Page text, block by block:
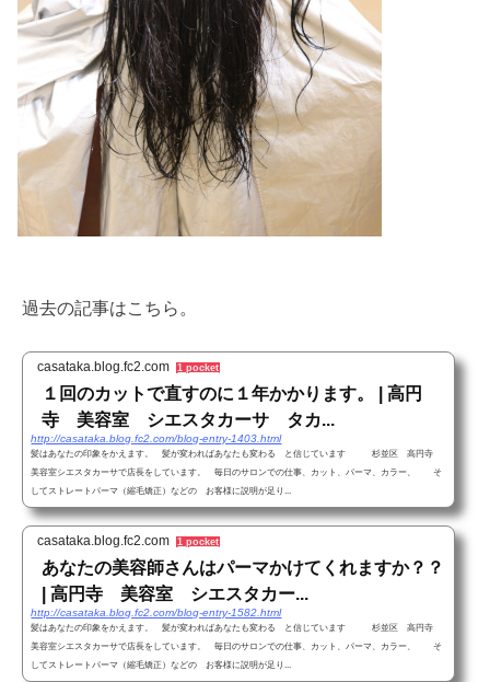
過去の記事はこちら。
casataka.blog.fc2.com 1 pocket
１回のカットで直すのに１年かかります。 | 高円
寺 美容室 シエスタカーサ タカ...
http://casataka.blog.fc2.com/blog-entry-1403.html
髪はあなたの印象をかえます。 髪が変わればあなたも変わる と信じています 杉並区 高円寺
美容室シエスタカーサで店長をしています。 毎日のサロンでの仕事、カット、パーマ、カラー、 そ
してストレートパーマ（縮毛矯正）などの お客様に説明が足り...
casataka.blog.fc2.com 1 pocket
あなたの美容師さんはパーマかけてくれますか？？
| 高円寺 美容室 シエスタカー...
http://casataka.blog.fc2.com/blog-entry-1582.html
髪はあなたの印象をかえます。 髪が変わればあなたも変わる と信じています 杉並区 高円寺
美容室シエスタカーサで店長をしています。 毎日のサロンでの仕事、カット、パーマ、カラー、 そ
してストレートパーマ（縮毛矯正）などの お客様に説明が足り...